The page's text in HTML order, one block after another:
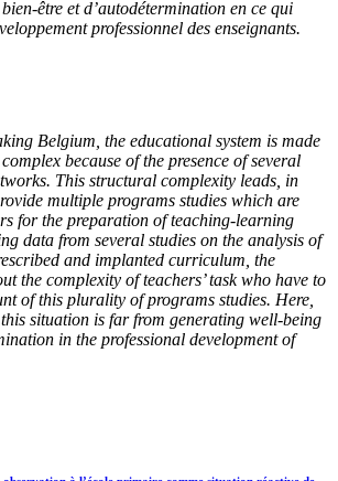
être et d’autodétermination en ce qui
professionnel des enseignants.
Belgium, the educational system is made
because of the presence of several
This structural complexity leads, in
multiple programs studies which are
for the preparation of teaching-learning
data from several studies on the analysis of
and implanted curriculum, the
the complexity of teachers’ task who have to
of this plurality of programs studies. Here,
this situation is far from generating well-being
in the professional development of